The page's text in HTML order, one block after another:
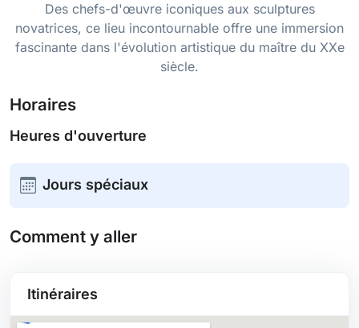
Des chefs-d'œuvre iconiques aux sculptures
novatrices, ce lieu incontournable offre une immersion
fascinante dans l'évolution artistique du maître du XXe
siècle.
Horaires
Heures d'ouverture
Jours spéciaux
Comment y aller
Itinéraires